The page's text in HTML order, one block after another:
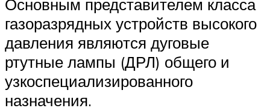
Основным представителем класса
газоразрядных устройств высокого
давления являются дуговые
ртутные лампы (ДРЛ) общего и
узкоспециализированного
назначения.